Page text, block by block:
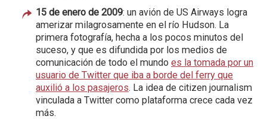
15 de enero de 2009: un avión de US Airways logra
amerizar milagrosamente en el río Hudson. La
primera fotografía, hecha a los pocos minutos del
suceso, y que es difundida por los medios de
comunicación de todo el mundo es la tomada por un
usuario de Twitter que iba a borde del ferry que
auxilió a los pasajeros. La idea de citizen journalism
vinculada a Twitter como plataforma crece cada vez
más.